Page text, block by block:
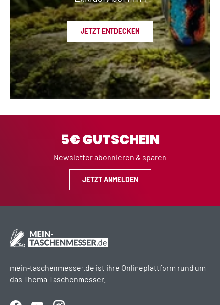
JETZT ENTDECKEN
5€ GUTSCHEIN
Newsletter abonnieren & sparen
JETZT ANMELDEN
mein-taschenmesser.de ist ihre Onlineplattform rund um
das Thema Taschenmesser.